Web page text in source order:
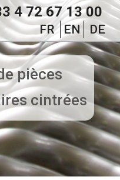
4 72 67 13 00
FR EN DE
pièces
cintrées